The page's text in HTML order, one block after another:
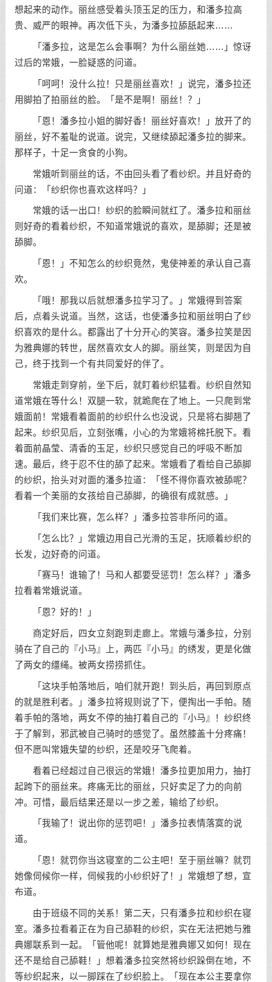
想起来的动作。丽丝感受着头顶玉足的压力，和潘多拉高
贵、威严的眼神。再次低下头，为潘多拉舔舐起来……
「潘多拉，这是怎么会事啊？为什么丽丝她……」惊讶
过后的常娥，一脸疑惑的问道。
「呵呵！没什么拉！只是丽丝喜欢！」说完，潘多拉还
用脚拍了拍丽丝的脸。「是不是啊！丽丝！？」
「恩！潘多拉小姐的脚好香！丽丝好喜欢！」放开了的
丽丝，好不羞耻的说道。说完，又继续舔起潘多拉的脚来。
那样子，十足一贪食的小狗。
常娥听到丽丝的话，不由回头看了看纱织。并且好奇的
问道：「纱织你也喜欢这样吗？」
常娥的话一出口！纱织的脸瞬间就红了。潘多拉和丽丝
则好奇的看着纱织，不知道常娥说的喜欢，是舔脚；还是被
舔脚。
「恩！」不知怎么的纱织竟然，鬼使神差的承认自己喜
欢。
「哦！那我以后就想潘多拉学习了。」常娥得到答案
后，点着头说道。当然，这话，也使潘多拉和丽丝明白了纱
织喜欢的是什么。都露出了十分开心的笑容。潘多拉笑是因
为雅典娜的转世，居然喜欢女人的脚。丽丝笑，则是因为自
己，终于找到一个有共同爱好的伴了。
常娥走到穿前，坐下后，就盯着纱织猛看。纱织自然知
道常娥在等什么！双腿一软，就跪爬在了地上。一只爬到常
娥面前！常娥看着面前的纱织什么也没说，只是将右脚翘了
起来。纱织见后，立刻张嘴，小心的为常娥将棉托脱下。看
着面前晶莹、清香的玉足，纱织只感觉自己的呼吸不断加
速。最后，终于忍不住的舔了起来。常娥看了看给自己舔脚
的纱织，抬头对对面的潘多拉道：「怪不得你喜欢被舔呢？
看着一个美丽的女孩给自己舔脚，的确很有成就感。」
「我们来比赛，怎么样？」潘多拉答非所问的道。
「怎么比？」常娥边用自己光滑的玉足，抚顺着纱织的
长发，边好奇的问道。
「赛马！谁输了！马和人都要受惩罚！怎么样？」潘多
拉看着常娥说道。
「恩？好的！」
商定好后，四女立刻跑到走廊上。常娥与潘多拉，分别
骑在了自己的『小马』上，两匹『小马』的绣发，更是化做
了两女的缰绳。被两女捞捞抓住。
「这块手帕落地后，咱们就开跑！到头后，再回到原点
的就是胜利者。」潘多拉将规则说了下，便掏出一手帕。随
着手帕的落地，两女不停的抽打着自己的『小马』！纱织终
于了解到，邪武被自己骑时的感觉了。虽然膝盖十分疼痛！
但不愿叫常娥失望的纱织，还是咬牙飞爬着。
看着已经超过自己很远的常娥！潘多拉更加用力，抽打
起跨下的丽丝来。疼痛无比的丽丝，只好卖足了力的向前
冲。可惜，最后结果还是以一步之差，输给了纱织。
「我输了！说出你的惩罚吧！」潘多拉表情落寞的说
道。
「恩！就罚你当这寝室的二公主吧！至于丽丝嘛？就罚
她像伺候你一样，伺候我的小纱织好了！」常娥想了想，宣
布道。
由于班级不同的关系！第二天，只有潘多拉和纱织在寝
室。潘多拉看着正在为自己舔鞋的纱织，实在无法把她与雅
典娜联系到一起。「管他呢！就算她是雅典娜又如何！现在
还不是给自己舔鞋！」想着潘多拉突然将纱织跺倒在地，不
等纱织起来，以一脚踩在了纱织脸上。「现在本公主要拿你